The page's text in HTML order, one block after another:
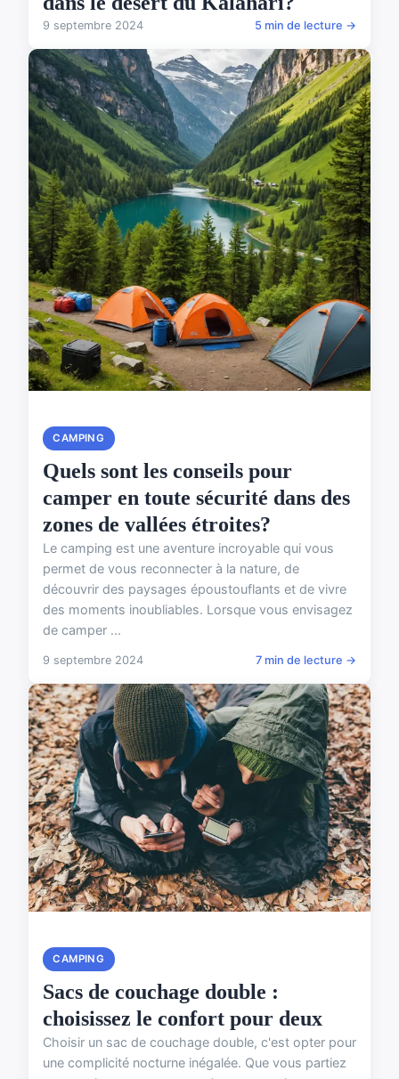
9 septembre 2024 5 min de lecture →
CAMPING
Quels sont les conseils pour
camper en toute sécurité dans des
zones de vallées étroites?
Le camping est une aventure incroyable qui vous
permet de vous reconnecter à la nature, de
découvrir des paysages époustouflants et de vivre
des moments inoubliables. Lorsque vous envisagez
de camper ...
9 septembre 2024 7 min de lecture →
CAMPING
Sacs de couchage double :
choisissez le confort pour deux
Choisir un sac de couchage double, c'est opter pour
une complicité nocturne inégalée. Que vous partiez